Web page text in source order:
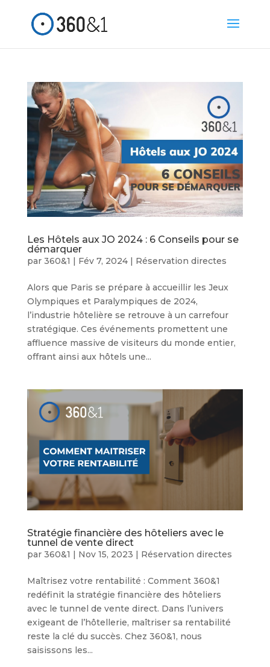
Les Hôtels aux JO 2024 : 6 Conseils pour se
démarquer
par 360&1 | Fév 7, 2024| Réservation directes
Alors que Paris se prépare à accueillir les Jeux
Olympiques et Paralympiques de 2024,
l’industrie hôtelière se retrouve à un carrefour
stratégique. Ces événements promettent une
affluence massive de visiteurs du monde entier,
offrant ainsi aux hôtels une...
Stratégie financière des hôteliers avec le
tunnel de vente direct
par 360&1 Nov 15, 2023 Réservation directes
Maîtrisez votre rentabilité : Comment 360&1
redéfinit la stratégie financière des hôteliers
avec le tunnel de vente direct. Dans l’univers
exigeant de l’hôtellerie, maîtriser sa rentabilité
reste la clé du succès. Chez 360&1, nous
saisissons les...